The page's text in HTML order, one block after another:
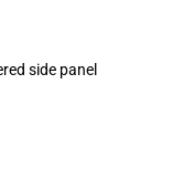
side panel